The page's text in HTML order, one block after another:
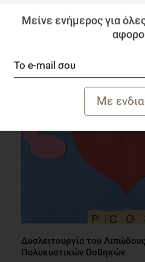
Blog
5 λεπτά να διαβαστεί
Δυσλειτουργία του
Πολυκυστικών Ωοθηκών
Μείνε ενήμερος για